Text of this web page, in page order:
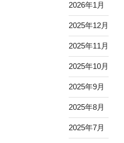
2026年1月
2025年12月
2025年11月
2025年10月
2025年9月
2025年8月
2025年7月